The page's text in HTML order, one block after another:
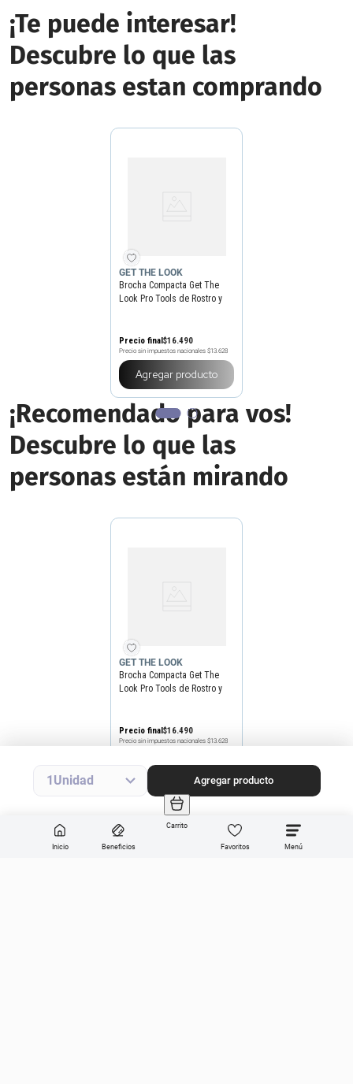
Inicio Beneficios
Carrito
Favoritos
1 Agregar producto
¡Te puede interesar!
Descubre lo que las
personas estan comprando
GET THE LOOK
Brocha Compacta Get The
Look Pro Tools de Rostro y
Precio final$16.490
Precio sin impuestos nacionales $13.628
Agregar producto
¡Recomendado para vos!
Descubre lo que las
personas están mirando
GET THE LOOK
Brocha Compacta Get The
Look Pro Tools de Rostro y
Precio final$16.490
Precio sin impuestos nacionales $13.628
Agregar producto